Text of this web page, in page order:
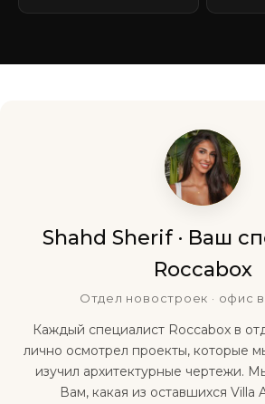
Shahd Sherif · Ваш
Roccabox
Отдел новостроек · офис
Каждый специалист Roccabox в
лично осмотрел проекты, которые
изучил архитектурные чертежи.
Вам, какая из оставшихся Villa